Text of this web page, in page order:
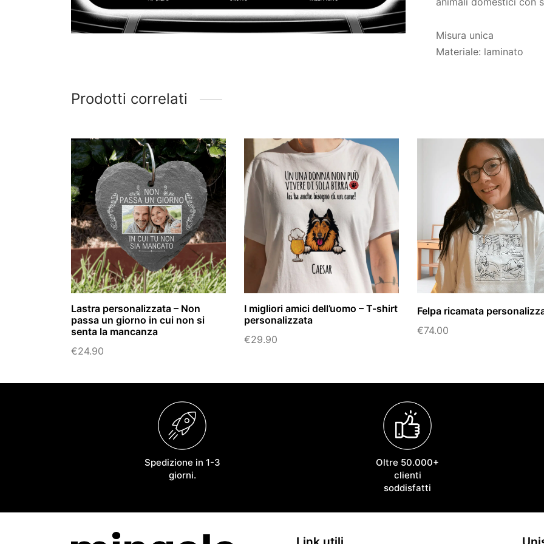
Misura unica
Materiale: laminato
Prodotti correlati
Lastra personalizzata – Non
passa un giorno in cui non si
senta la mancanza
€24.90
I migliori amici dell’uomo – T-shirt
personalizzata
€29.90
Felpa ricamata
€74.00
Spedizione in 1-3
giorni.
Oltre 50.000+
clienti
soddisfatti